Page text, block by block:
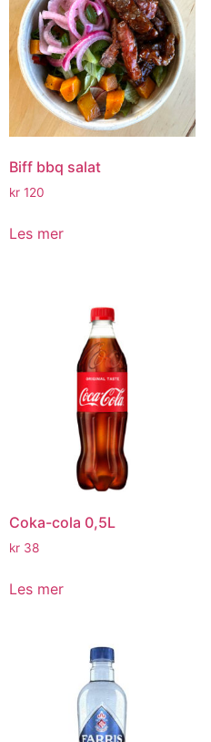
Biff bbq salat
kr 120
Les mer
Coka-cola 0,5L
kr 38
Les mer